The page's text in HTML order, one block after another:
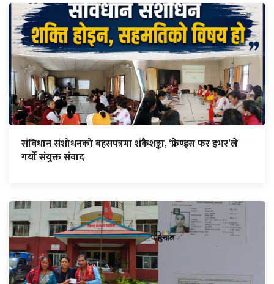
संविधान संशोधनको बहसपत्रमा शंकैशङ्का, ‘फ्रेण्ड्स फर इभर’ले
गर्यो संयुक्त संवाद